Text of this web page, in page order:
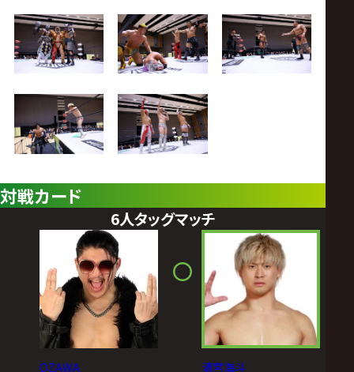
対戦カード
6人タッグマッチ
OZAWA 清宮海斗